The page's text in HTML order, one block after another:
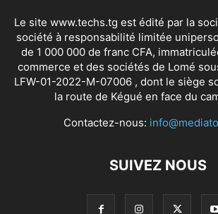
Le site www.techs.tg est édité par la
société à responsabilité limitée
de 1 000 000 de franc CFA,
commerce et des sociétés de Lomé
LFW-01-2022-M-07006 , dont le siège
la route de Kégué en face du
Contactez-nous:
SUIVEZ NOUS